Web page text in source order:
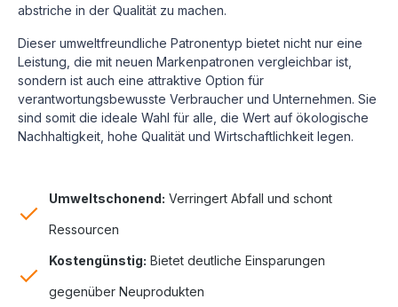
abstriche in der Qualität zu machen.
Dieser umweltfreundliche Patronentyp bietet nicht nur eine
Leistung, die mit neuen Markenpatronen vergleichbar ist,
sondern ist auch eine attraktive Option für
verantwortungsbewusste Verbraucher und Unternehmen. Sie
sind somit die ideale Wahl für alle, die Wert auf ökologische
Nachhaltigkeit, hohe Qualität und Wirtschaftlichkeit legen.
Umweltschonend: Verringert Abfall und schont
Ressourcen
Kostengünstig: Bietet deutliche Einsparungen
gegenüber Neuprodukten